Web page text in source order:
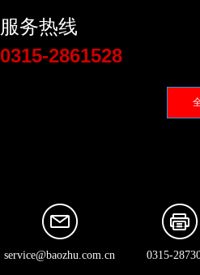
service@baozhu.com.cn 0315-
服务热线
0315-2861528